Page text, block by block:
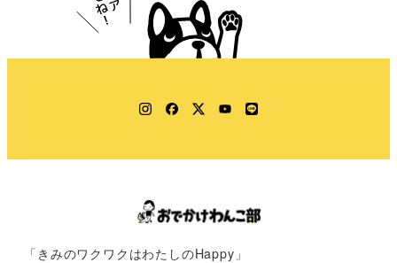
Instagram
Facebook
TwitterYouTube
LINE
「きみのワクワクはわたしのHappy」